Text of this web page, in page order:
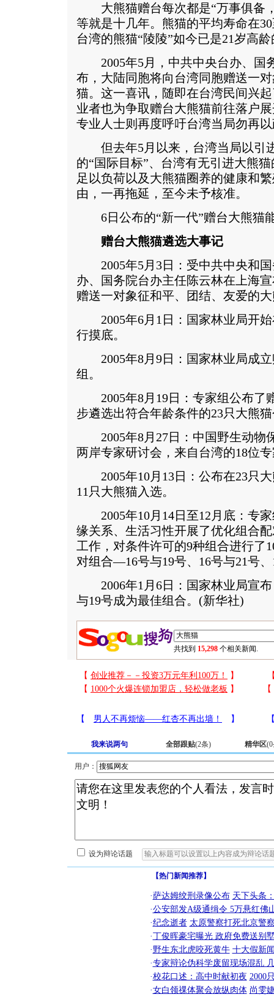
大熊猫赠台每次都是“万事俱备，
等就是十几年。熊猫的平均寿命在
台湾的熊猫“陵陵”如今已是21岁高
2005年5月，中共中央台办、国
布，大陆同胞将向台湾同胞赠送一
猫。这一喜讯，随即在台湾民间兴
业者也为争取赠台大熊猫前往落户
专业人士则再度呼吁台湾当局勿再
但去年5月以来，台湾当局以引
的“国际目标”、台湾有无引进大熊
足以负荷以及大熊猫圈养的健康和
由，一再拖延，至今未予核准。
6日公布的“新一代”赠台大熊猫
赠台大熊猫遴选大事记
2005年5月3日：受中共中央和国
办、国务院台办主任陈云林在上海
赠送一对象征和平、团结、友爱的
2005年6月1日：国家林业局开始
行摸底。
2005年8月9日：国家林业局成立
组。
2005年8月19日：专家组公布了
步遴选出符合年龄条件的23只大熊
2005年8月27日：中国野生动物
两岸专家研讨会，来自台湾的18位
2005年10月13日：公布在23只大
11只大熊猫入选。
2005年10月14日至12月底：专家
缘关系、生活习性开展了优化组合
工作，对条件许可的9种组合进行了
对组合—16号与19号、16号与21号
2006年1月6日：国家林业局宣布
与19号成为最佳组合。(新华社)
共找到 15,298 个相关新闻.
我来说两句 全部跟贴(2条) 精华区(0
用户：
设为辩论话题
【热门新闻推荐】
·萨达姆绞刑录像公布 天下头条
·公安部发A级通缉令 5万悬红佛
·纪念逝者 太原警察打死北京警
·丁俊晖豪宅曝光 政府免费送别
·野生东北虎咬死黄牛 十大假新
·专家辩论伪科学废留现场混乱
·校花口述：高中时献初夜 2000
·女白领祼体聚会放纵肉体 尚雯